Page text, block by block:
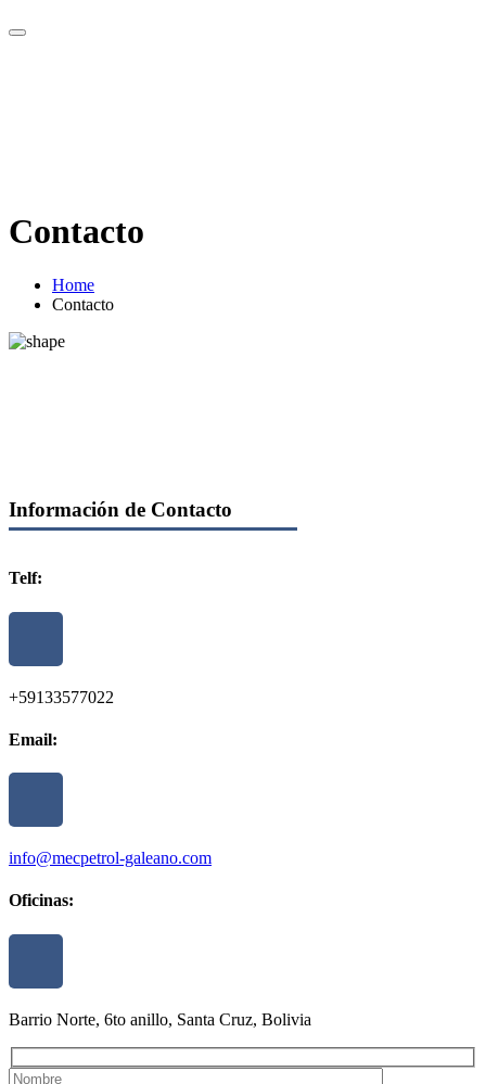
Contacto
Home
Contacto
Información de Contacto
Telf:
+59133577022
Email:
info@mecpetrol-galeano.com
Oficinas:
Barrio Norte, 6to anillo, Santa Cruz, Bolivia